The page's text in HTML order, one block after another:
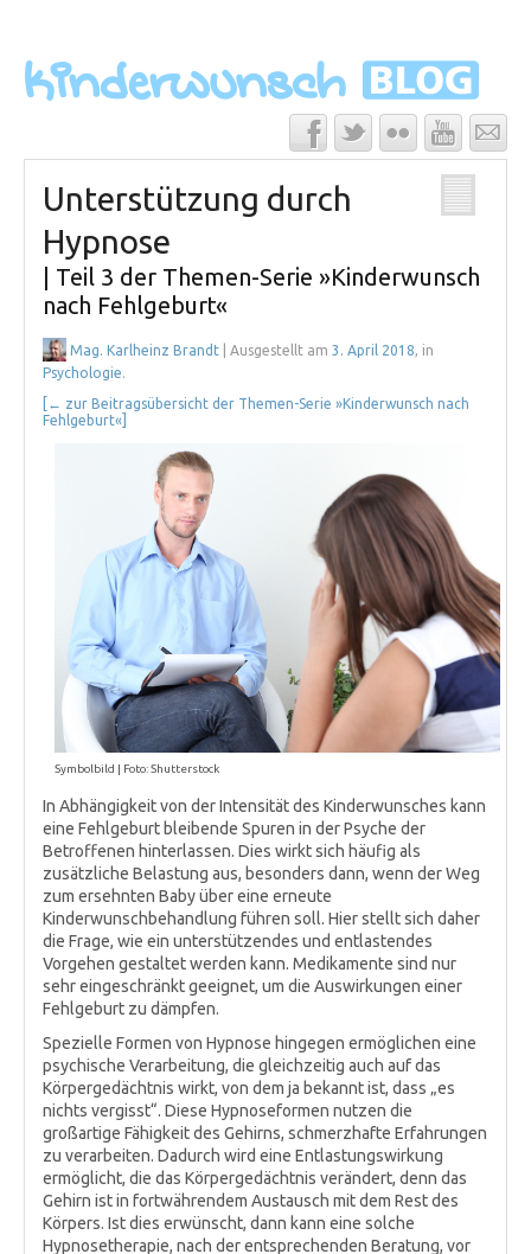
Unterstützung durch
Hypnose
| Teil 3 der Themen-Serie »Kinderwunsch
nach Fehlgeburt«
Mag. Karlheinz Brandt | Ausgestellt am 3. April 2018, in
Psychologie.
[← zur Beitragsübersicht der Themen-Serie »Kinderwunsch nach
Fehlgeburt«]
Symbolbild | Foto: Shutterstock
In Abhängigkeit von der Intensität des Kinderwunsches kann
eine Fehlgeburt bleibende Spuren in der Psyche der
Betroffenen hinterlassen. Dies wirkt sich häufig als
zusätzliche Belastung aus, besonders dann, wenn der Weg
zum ersehnten Baby über eine erneute
Kinderwunschbehandlung führen soll. Hier stellt sich daher
die Frage, wie ein unterstützendes und entlastendes
Vorgehen gestaltet werden kann. Medikamente sind nur
sehr eingeschränkt geeignet, um die Auswirkungen einer
Fehlgeburt zu dämpfen.
Spezielle Formen von Hypnose hingegen ermöglichen eine
psychische Verarbeitung, die gleichzeitig auch auf das
Körpergedächtnis wirkt, von dem ja bekannt ist, dass „es
nichts vergisst“. Diese Hypnoseformen nutzen die
großartige Fähigkeit des Gehirns, schmerzhafte Erfahrungen
zu verarbeiten. Dadurch wird eine Entlastungswirkung
ermöglicht, die das Körpergedächtnis verändert, denn das
Gehirn ist in fortwährendem Austausch mit dem Rest des
Körpers. Ist dies erwünscht, dann kann eine solche
Hypnosetherapie, nach der entsprechenden Beratung, vor